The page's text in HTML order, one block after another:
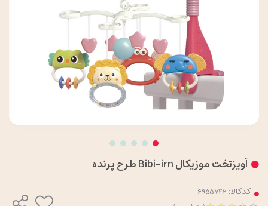
آویزتخت موزیکال Bibi-irn طرح پرنده
کدکالا: